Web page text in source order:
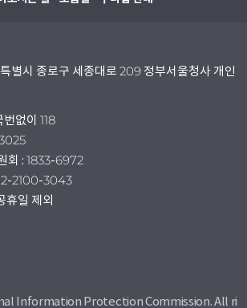
별시 종로구 세종대로 209 정부서울청사 개인
없이 118
회 : 1833-6972
2100-3043
휴일 제외
Information Protection Commission. All ri